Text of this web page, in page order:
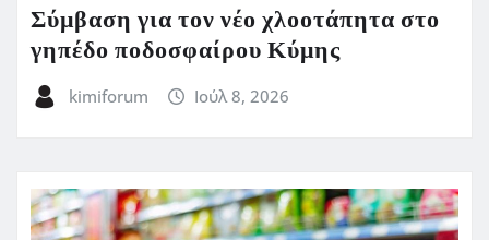
Σύμβαση για τον νέο χλοοτάπητα στο
γηπέδο ποδοσφαίρου Κύμης
kimiforum Ιούλ 8, 2026